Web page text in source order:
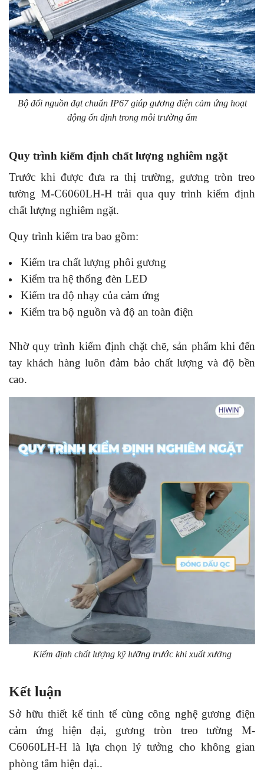
Bộ đổi nguồn đạt chuẩn IP67 giúp gương điện cảm ứng hoạt
động ổn định trong môi trường ẩm
Quy trình kiểm định chất lượng nghiêm ngặt
Trước khi được đưa ra thị trường, gương tròn treo
tường M-C6060LH-H trải qua quy trình kiểm định
chất lượng nghiêm ngặt.
Quy trình kiểm tra bao gồm:
Kiểm tra chất lượng phôi gương
Kiểm tra hệ thống đèn LED
Kiểm tra độ nhạy của cảm ứng
Kiểm tra bộ nguồn và độ an toàn điện
Nhờ quy trình kiểm định chặt chẽ, sản phẩm khi đến
tay khách hàng luôn đảm bảo chất lượng và độ bền
cao.
Kiểm định chất lượng kỹ lưỡng trước khi xuất xưởng
Kết luận
Sở hữu thiết kế tinh tế cùng công nghệ gương điện
cảm ứng hiện đại, gương tròn treo tường M-
C6060LH-H là lựa chọn lý tưởng cho không gian
phòng tắm hiện đại..